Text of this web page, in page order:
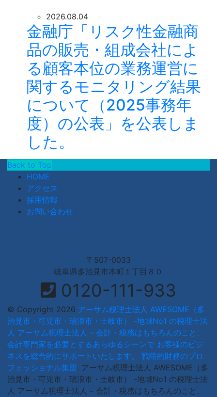
2026.08.04
金融庁「リスク性金融商
品の販売・組成会社によ
る顧客本位の業務運営に
関するモニタリング結果
について（2025事務年
度）の公表」を公表しま
した。
Back to Top
HOME
アクセス
採用情報
お問い合わせ
〒507-0033
岐阜県多治見市本町１丁目８０
0120-111-933
© Copyright 2026 アーサム税理士法人 AWESOME（多
治見市・可児市・瑞浪市・土岐市） -地域No1 の税理士法
人 アーサム税理士法人 – 会計・税務はもちろんのこと、
会計専門家を必要とするあらゆるシーンで お客様のビジ
ネスを総合的にサポートいたします。 戦略的財務のプロ
フェッショナル集団. アーサム税理士法人 AWESOME（多
治見市・可児市・瑞浪市・土岐市） -地域No1 の税理士法
人 アーサム税理士法人 – 会計・税務はもちろんのこと、